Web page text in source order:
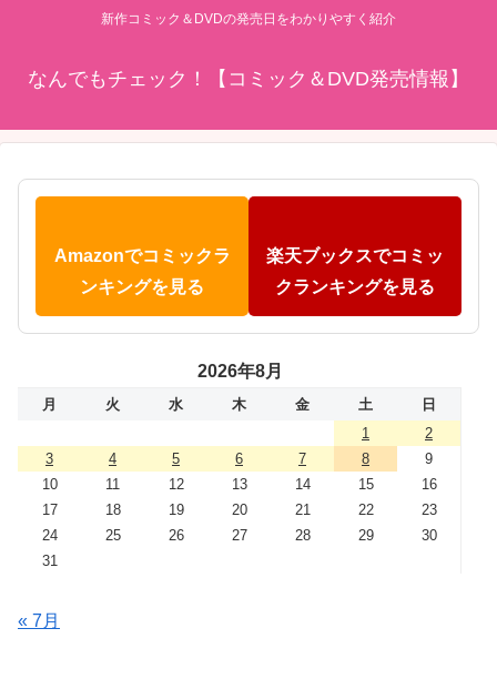
新作コミック＆DVDの発売日をわかりやすく紹介
なんでもチェック！【コミック＆DVD発売情報】
Amazonでコミックラ
ンキングを見る
楽天ブックスでコミッ
クランキングを見る
2026年8月
月 火 水 木 金 土
日
1
2
3
4 5 6 7 8
9
10
11 12 13 14 15
16
17
18 19 20 21 22
23
24
25 26 27 28 29
30
31
« 7月